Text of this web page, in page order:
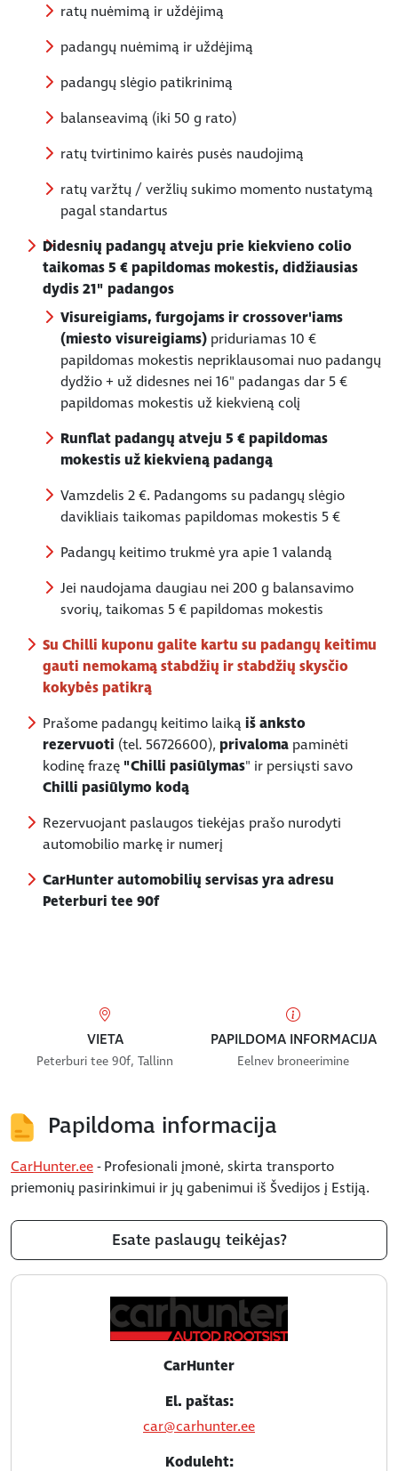
ratų nuėmimą ir uždėjimą
padangų nuėmimą ir uždėjimą
padangų slėgio patikrinimą
balanseavimą (iki 50 g rato)
ratų tvirtinimo kairės pusės naudojimą
ratų varžtų / veržlių sukimo momento nustatymą
pagal standartus
Didesnių padangų atveju prie kiekvieno colio
taikomas 5 € papildomas mokestis, didžiausias
dydis 21" padangos
Visureigiams, furgojams ir crossover'iams
(miesto visureigiams) priduriamas 10 €
papildomas mokestis nepriklausomai nuo padangų
dydžio + už didesnes nei 16" padangas dar 5 €
papildomas mokestis už kiekvieną colį
Runflat padangų atveju 5 € papildomas
mokestis už kiekvieną padangą
Vamzdelis 2 €. Padangoms su padangų slėgio
davikliais taikomas papildomas mokestis 5 €
Padangų keitimo trukmė yra apie 1 valandą
Jei naudojama daugiau nei 200 g balansavimo
svorių, taikomas 5 € papildomas mokestis
Su Chilli kuponu galite kartu su padangų keitimu
gauti nemokamą stabdžių ir stabdžių skysčio
kokybės patikrą
Prašome padangų keitimo laiką iš anksto
rezervuoti (tel. 56726600), privaloma paminėti
kodinę frazę "Chilli pasiūlymas" ir persiųsti savo
Chilli pasiūlymo kodą
Rezervuojant paslaugos tiekėjas prašo nurodyti
automobilio markę ir numerį
CarHunter automobilių servisas yra adresu
Peterburi tee 90f
VIETA
Peterburi tee 90f, Tallinn
PAPILDOMA INFORMACIJA
Eelnev broneerimine
Papildoma informacija
CarHunter.ee- Profesionali įmonė, skirta transporto
priemonių pasirinkimui ir jų gabenimui iš Švedijos į Estiją.
Esate paslaugų teikėjas?
CarHunter
El. paštas:
car@carhunter.ee
Koduleht: